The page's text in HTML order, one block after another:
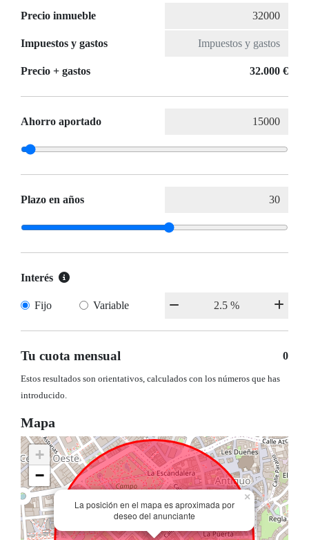
Precio inmueble
Impuestos y gastos
Precio + gastos 32.000 €
Ahorro aportado
Plazo en años
Interés
Fijo Variable
Tu cuota mensual 0
Estos resultados son orientativos, calculados con los números que has
introducido.
Mapa
La posición en el mapa es aproximada por
deseo del anunciante
×
+
−